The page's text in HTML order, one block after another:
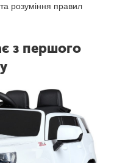
розуміння правил
з першого